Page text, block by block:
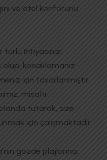
ve otel konforunu
ihtiyacınızı
olup, konaklamanız
için tasarlanmıştır.
misafir
tutarak, size
için çalışmaktadır.
gözde plajlarına,